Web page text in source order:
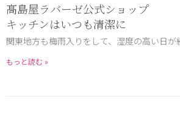
髙島屋ラバーゼ公式ショップ
キッチンはいつも清潔に
関東地方も梅雨入りをして、湿度の高い日が
もっと読む »